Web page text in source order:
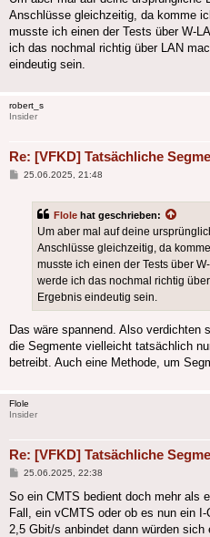
Anschlüsse gleichzeitig, da komme
musste ich einen der Tests über W-
ich das nochmal richtig über LAN
eindeutig sein.
robert_s
Insider
Re: [VFKD] Tatsächliche
Beitrag
25.06.2025, 21:48
Flole hat geschrieben:
Um aber mal auf deine
Anschlüsse gleichzeitig, da
musste ich einen der Tests über
werde ich das nochmal richtig
Ergebnis eindeutig sein.
Das wäre spannend. Also verdichten
die Segmente vielleicht tatsächlich
betreibt. Auch eine Methode, um
Flole
Insider
Re: [VFKD] Tatsächliche
Beitrag
25.06.2025, 22:38
So ein CMTS bedient doch mehr als
Fall, ein vCMTS oder ob es nun ein
2,5 Gbit/s anbindet dann würden